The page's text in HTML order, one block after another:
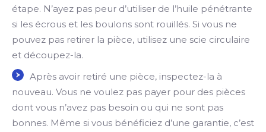
étape. N’ayez pas peur d’utiliser de l’huile pénétrante
si les écrous et les boulons sont rouillés. Si vous ne
pouvez pas retirer la pièce, utilisez une scie circulaire
et découpez-la.
Après avoir retiré une pièce, inspectez-la à
nouveau. Vous ne voulez pas payer pour des pièces
dont vous n’avez pas besoin ou qui ne sont pas
bonnes. Même si vous bénéficiez d’une garantie, c’est